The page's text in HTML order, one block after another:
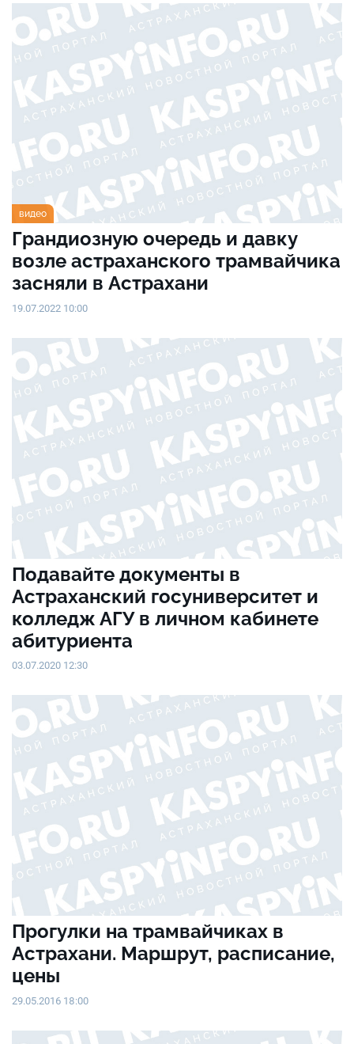
видео
Грандиозную очередь и давку
возле астраханского трамвайчика
засняли в Астрахани
19.07.2022 10:00
Подавайте документы в
Астраханский госуниверситет и
колледж АГУ в личном кабинете
абитуриента
03.07.2020 12:30
Прогулки на трамвайчиках в
Астрахани. Маршрут, расписание,
цены
29.05.2016 18:00